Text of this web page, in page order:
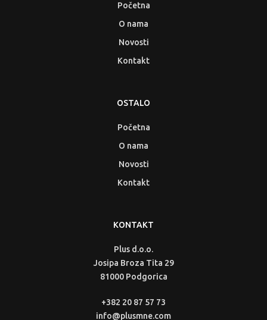
Početna
O nama
Novosti
Kontakt
OSTALO
Početna
O nama
Novosti
Kontakt
KONTAKT
Plus d.o.o.
Josipa Broza Tita 29
81000 Podgorica
+382 20 87 57 73
info@plusmne.com